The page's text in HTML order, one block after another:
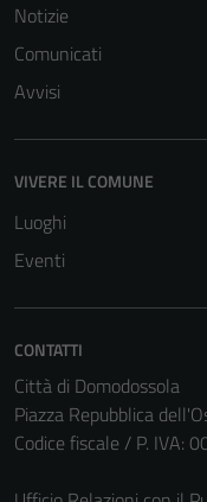
Notizie
Comunicati
Avvisi
VIVERE IL COMUNE
Luoghi
Eventi
CONTATTI
Città di Domodossola
Piazza Repubblica
Codice fiscale / P.